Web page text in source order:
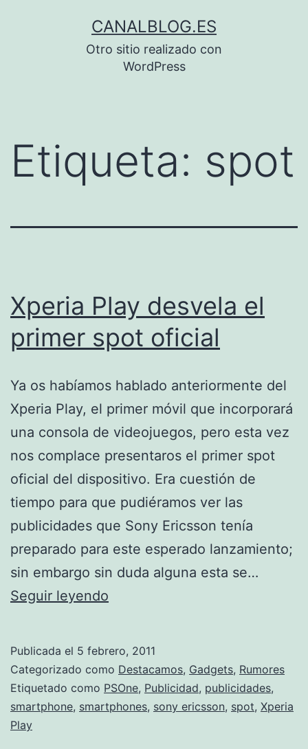
CANALBLOG.ES
Otro sitio realizado con
WordPress
Etiqueta: spot
Xperia Play desvela el
primer spot oficial
Ya os habíamos hablado anteriormente del
Xperia Play, el primer móvil que incorporará
una consola de videojuegos, pero esta vez
nos complace presentaros el primer spot
oficial del dispositivo. Era cuestión de
tiempo para que pudiéramos ver las
publicidades que Sony Ericsson tenía
preparado para este esperado lanzamiento;
sin embargo sin duda alguna esta se…
Seguir leyendo
el
primer
spot
Publicada el 5 febrero, 2011
Categorizado como Destacamos, Gadgets, Rumores
Etiquetado como PSOne, Publicidad, publicidades,
smartphone, smartphones, sony ericsson, spot, Xperia
Play